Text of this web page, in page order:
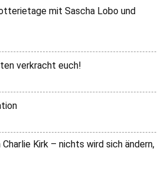
mit Sascha Lobo und
verkracht euch!
Kirk – nichts wird sich ändern,